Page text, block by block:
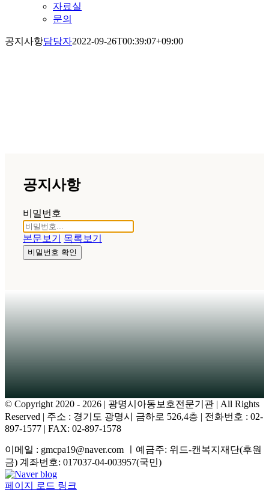
자료실
문의
공지사항담당자2022-09-26T00:39:07+09:00
공지사항
비밀번호
본문보기 목록보기
비밀번호 확인
© Copyright 2020 - 2026 | 광명시아동보호전문기관 | All Rights
Reserved | 주소 : 경기도 광명시 금하로 526,4층 | 전화번호 : 02-
897-1577 | FAX: 02-897-1578
이메일 : gmcpa19@naver.com ㅣ예금주: 위드-캔복지재단(후원
금) 계좌번호: 017037-04-003957(국민)
Facebook
Naver
blog
YouTube
페이지 로드 링크